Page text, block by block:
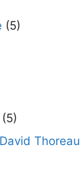
(5)
(5)
David Thoreau